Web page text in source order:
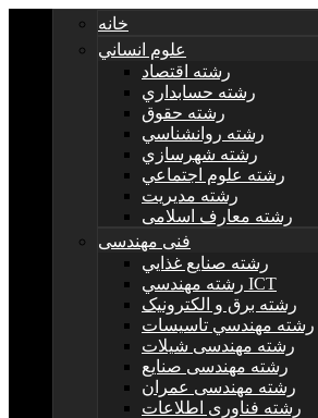
خانه
علوم انساني
رشته اقتصاد
رشته حسابداري
رشته حقوق
رشته روانشناسي
رشته شهرسازي
رشته علوم اجتماعي
رشته مديريت
رشته معارف اسلامی
فنی مهندسی
رشته صنايع غذايي
رشته مهندسي ICT
رشته برق و الکترونيک
رشته مهندسي تاسيسات
رشته مهندسی شیلات
رشته مهندسی صنایع
رشته مهندسی عمران
رشته فناوری اطلاعات